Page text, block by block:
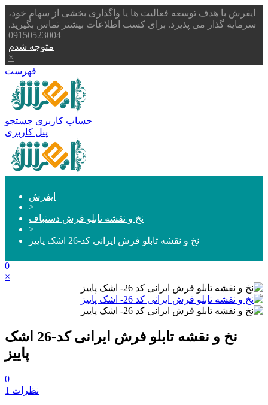
ایفرش با هدف توسعه فعالیت ها یا واگذاری بخشی از سهام خود،
سرمایه گذار می پذیرد. برای کسب اطلاعات بیشتر تماس بگیرید.
09150523004
متوجه شدم
×
فهرست
حساب کاربری جستجو
پنل کاربری
ایفرش
>
نخ و نقشه تابلو فرش دستباف
>
نخ و نقشه تابلو فرش ایرانی کد-26 اشک پاییز
0
×
نخ و نقشه تابلو فرش ایرانی کد-26 اشک
پاییز
0
1 نظرات